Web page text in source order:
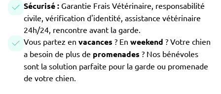
Sécurisé : Garantie Frais Vétérinaire, responsabilité
civile, vérification d'identité, assistance vétérinaire
24h/24, rencontre avant la garde.
Vous partez en vacances ? En weekend ? Votre chien
a besoin de plus de promenades ? Nos bénévoles
sont la solution parfaite pour la garde ou promenade
de votre chien.